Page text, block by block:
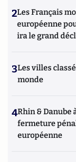
2Les Français
européenne
ira le grand
3Les villes
monde
4Rhin & Danube
fermeture
européenne